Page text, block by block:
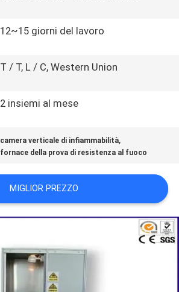
12~15 giorni del lavoro
T / T, L / C, Western Union
2 insiemi al mese
camera verticale di infiammabilità,
fornace della prova di resistenza al fuoco
MIGLIOR PREZZO